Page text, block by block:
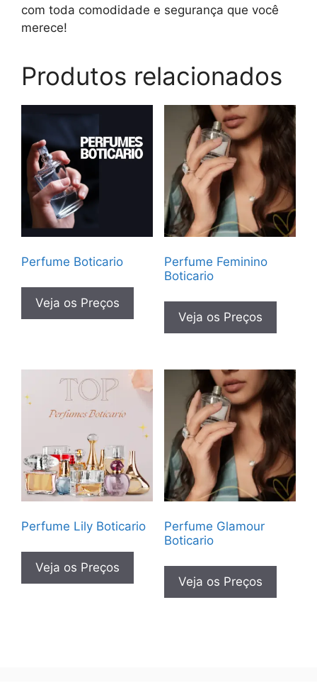
com toda comodidade e segurança que você
merece!
Produtos relacionados
Perfume Boticario
Veja os Preços
Perfume Feminino
Boticario
Veja os Preços
Perfume Lily Boticario
Veja os Preços
Perfume Glamour
Boticario
Veja os Preços